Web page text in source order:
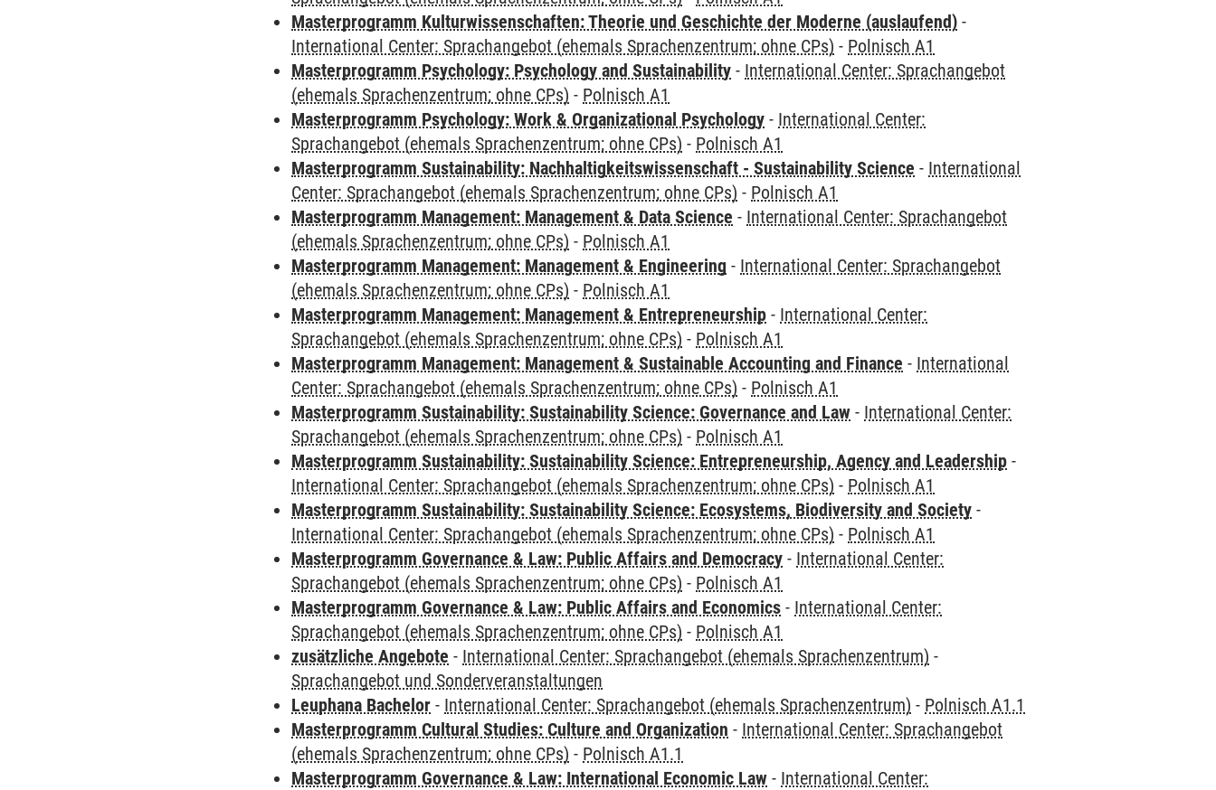
Masterprogramm Kulturwissenschaften: Theorie und Geschichte der Moderne (auslaufend) -
International Center: Sprachangebot (ehemals Sprachenzentrum; ohne CPs) - Polnisch A1
Masterprogramm Psychology: Psychology and Sustainability - International Center: Sprachangebot
(ehemals Sprachenzentrum; ohne CPs) - Polnisch A1
Masterprogramm Psychology: Work & Organizational Psychology - International Center:
Sprachangebot (ehemals Sprachenzentrum; ohne CPs) - Polnisch A1
Masterprogramm Sustainability: Nachhaltigkeitswissenschaft - Sustainability Science - International
Center: Sprachangebot (ehemals Sprachenzentrum; ohne CPs) - Polnisch A1
Masterprogramm Management: Management & Data Science - International Center: Sprachangebot
(ehemals Sprachenzentrum; ohne CPs) - Polnisch A1
Masterprogramm Management: Management & Engineering - International Center: Sprachangebot
(ehemals Sprachenzentrum; ohne CPs) - Polnisch A1
Masterprogramm Management: Management & Entrepreneurship - International Center:
Sprachangebot (ehemals Sprachenzentrum; ohne CPs) - Polnisch A1
Masterprogramm Management: Management & Sustainable Accounting and Finance - International
Center: Sprachangebot (ehemals Sprachenzentrum; ohne CPs) - Polnisch A1
Masterprogramm Sustainability: Sustainability Science: Governance and Law - International Center:
Sprachangebot (ehemals Sprachenzentrum; ohne CPs) - Polnisch A1
Masterprogramm Sustainability: Sustainability Science: Entrepreneurship, Agency and Leadership -
International Center: Sprachangebot (ehemals Sprachenzentrum; ohne CPs) - Polnisch A1
Masterprogramm Sustainability: Sustainability Science: Ecosystems, Biodiversity and Society -
International Center: Sprachangebot (ehemals Sprachenzentrum; ohne CPs) - Polnisch A1
Masterprogramm Governance & Law: Public Affairs and Democracy - International Center:
Sprachangebot (ehemals Sprachenzentrum; ohne CPs) - Polnisch A1
Masterprogramm Governance & Law: Public Affairs and Economics - International Center:
Sprachangebot (ehemals Sprachenzentrum; ohne CPs) - Polnisch A1
zusätzliche Angebote - International Center: Sprachangebot (ehemals Sprachenzentrum) -
Sprachangebot und Sonderveranstaltungen
Leuphana Bachelor - International Center: Sprachangebot (ehemals Sprachenzentrum) - Polnisch A1.1
Masterprogramm Cultural Studies: Culture and Organization - International Center: Sprachangebot
(ehemals Sprachenzentrum; ohne CPs) - Polnisch A1.1
Masterprogramm Governance & Law: International Economic Law - International Center: